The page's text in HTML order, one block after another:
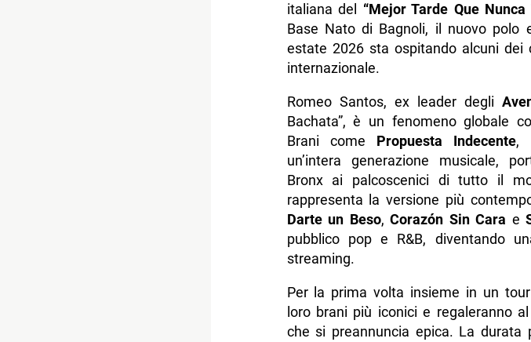
italiana del “Mejor Tarde Que Nunca
Base Nato di Bagnoli, il nuovo polo
estate 2026 sta ospitando alcuni
internazionale.
Romeo Santos, ex leader degli
Bachata”, è un fenomeno globale
Brani come Propuesta Indecente,
un’intera generazione musicale,
Bronx ai palcoscenici di tutto il
rappresenta la versione più
Darte un Beso,Corazón Sin Cara e
pubblico pop e R&B, diventando
streaming.
Per la prima volta insieme in un
loro brani più iconici e regaleranno
che si preannuncia epica. La durata